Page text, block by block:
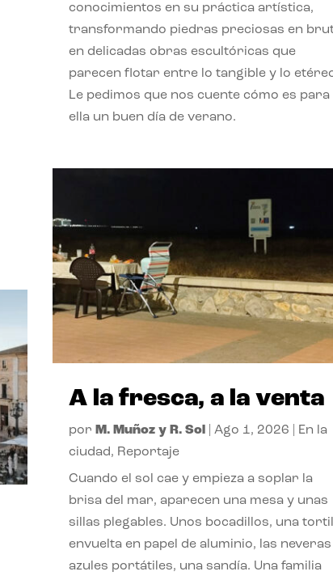
conocimientos en su práctica artística,
transformando piedras preciosas en
en delicadas obras escultóricas que
parecen flotar entre lo tangible y lo
Le pedimos que nos cuente cómo es para
ella un buen día de verano.
A la fresca, a la venta
por M. Muñoz y R. Sol Ago 1, 2026
En la
ciudad, Reportaje
Cuando el sol cae y empieza a soplar la
brisa del mar, aparecen una mesa y unas
sillas plegables. Unos bocadillos, una
envuelta en papel de aluminio, las neveras
azules portátiles, una sandía. Una familia